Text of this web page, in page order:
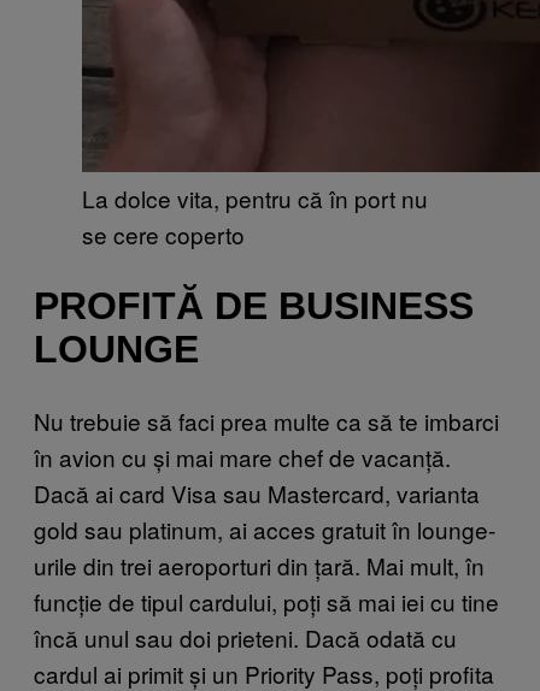
La dolce vita, pentru că în port nu
se cere coperto
PROFITĂ DE BUSINESS
LOUNGE
Nu trebuie să faci prea multe ca să te imbarci
în avion cu și mai mare chef de vacanță.
Dacă ai card Visa sau Mastercard, varianta
gold sau platinum, ai acces gratuit în lounge-
urile din trei aeroporturi din țară. Mai mult, în
funcție de tipul cardului, poți să mai iei cu tine
încă unul sau doi prieteni. Dacă odată cu
cardul ai primit și un Priority Pass, poți profita